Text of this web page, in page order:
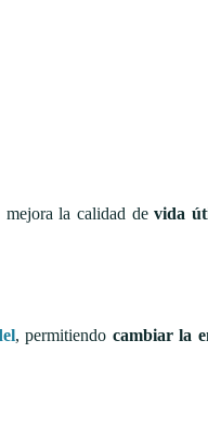
mejora la calidad devida
, permitiendo cambiar la